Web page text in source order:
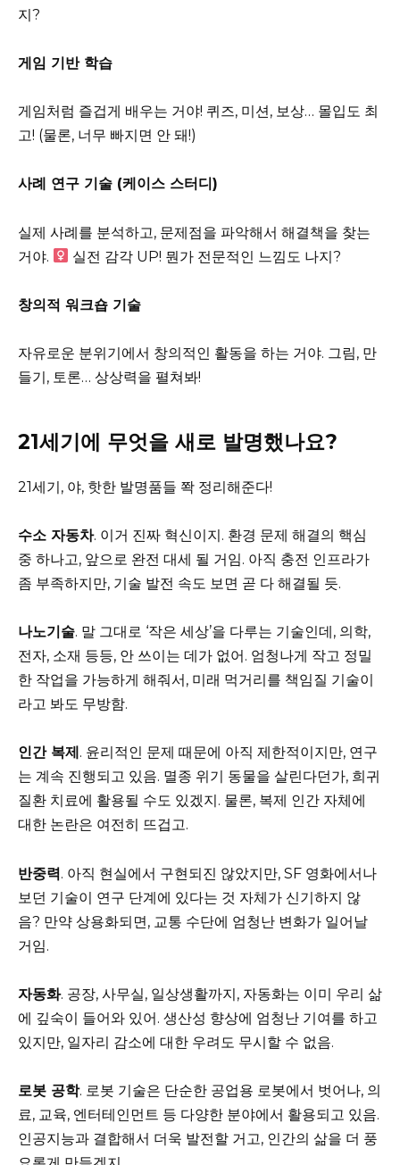
지?
게임 기반 학습
게임처럼 즐겁게 배우는 거야! 퀴즈, 미션, 보상… 몰입도 최
고! (물론, 너무 빠지면 안 돼!)
사례 연구 기술 (케이스 스터디)
실제 사례를 분석하고, 문제점을 파악해서 해결책을 찾는
거야.
실전 감각 UP! 뭔가 전문적인 느낌도 나지?
창의적 워크숍 기술
자유로운 분위기에서 창의적인 활동을 하는 거야. 그림, 만
들기, 토론… 상상력을 펼쳐봐!
21세기에 무엇을 새로 발명했나요?
21세기, 야, 핫한 발명품들 쫙 정리해준다!
수소 자동차. 이거 진짜 혁신이지. 환경 문제 해결의 핵심
중 하나고, 앞으로 완전 대세 될 거임. 아직 충전 인프라가
좀 부족하지만, 기술 발전 속도 보면 곧 다 해결될 듯.
나노기술. 말 그대로 ‘작은 세상’을 다루는 기술인데, 의학,
전자, 소재 등등, 안 쓰이는 데가 없어. 엄청나게 작고 정밀
한 작업을 가능하게 해줘서, 미래 먹거리를 책임질 기술이
라고 봐도 무방함.
인간 복제 . 윤리적인 문제 때문에 아직 제한적이지만, 연구
는 계속 진행되고 있음. 멸종 위기 동물을 살린다던가, 희귀
질환 치료에 활용될 수도 있겠지. 물론, 복제 인간 자체에
대한 논란은 여전히 뜨겁고.
반중력. 아직 현실에서 구현되진 않았지만, SF 영화에서나
보던 기술이 연구 단계에 있다는 것 자체가 신기하지 않
음? 만약 상용화되면, 교통 수단에 엄청난 변화가 일어날
거임.
자동화. 공장, 사무실, 일상생활까지, 자동화는 이미 우리 삶
에 깊숙이 들어와 있어. 생산성 향상에 엄청난 기여를 하고
있지만, 일자리 감소에 대한 우려도 무시할 수 없음.
로봇 공학. 로봇 기술은 단순한 공업용 로봇에서 벗어나, 의
료, 교육, 엔터테인먼트 등 다양한 분야에서 활용되고 있음.
인공지능과 결합해서 더욱 발전할 거고, 인간의 삶을 더 풍